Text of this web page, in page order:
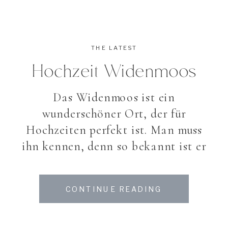
Das Widenmoos ist ein
wunderschöner Ort, der für
Hochzeiten perfekt ist. Man muss
ihn kennen, denn so bekannt ist er
Garten, den Teichen bietet er eine
wunderschöne Idylle und perfekt
Hochzeit Widenmoos
THE LATEST
CONTINUE READING